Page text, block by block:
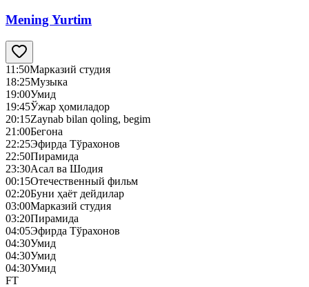
Mening Yurtim
11:50Марказий студия
18:25Музыка
19:00Умид
19:45Ўжар ҳомиладор
20:15Zaynab bilan qoling, begim
21:00Бегона
22:25Эфирда Тўрахонов
22:50Пирамида
23:30Асал ва Шодия
00:15Отечественный фильм
02:20Буни ҳаёт дейдилар
03:00Марказий студия
03:20Пирамида
04:05Эфирда Тўрахонов
04:30Умид
04:30Умид
04:30Умид
FT